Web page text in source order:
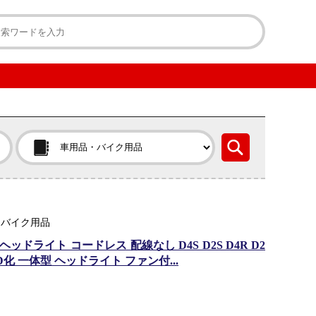
イク用品
ッドライト コードレス 配線なし D4S D2S D4R D2
一体型 ヘッドライト ファン付...